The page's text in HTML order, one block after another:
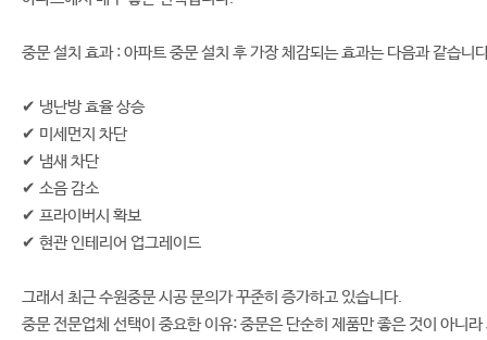
중문 설치 효과 : 아파트 중문 설치 후 가장 체감되는 효과는 다음과 같습니
✔ 냉난방 효율 상승
✔ 미세먼지 차단
✔ 냄새 차단
✔ 소음 감소
✔ 프라이버시 확보
✔ 현관 인테리어 업그레이드
그래서 최근 수원중문 시공 문의가 꾸준히 증가하고 있습니다.
중문 전문업체 선택이 중요한 이유: 중문은 단순히 제품만 좋은 것이 아니라